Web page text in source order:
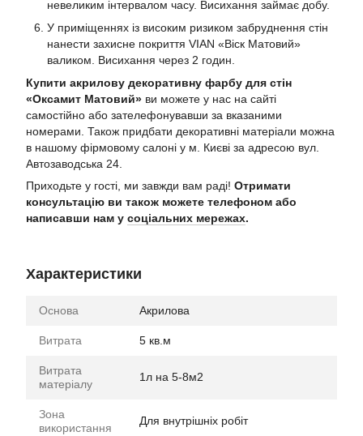
невеликим інтервалом часу. Висихання займає добу.
У приміщеннях із високим ризиком забруднення стін
нанести захисне покриття VIAN «Віск Матовий»
валиком. Висихання через 2 годин.
Купити акрилову декоративну фарбу для стін
«Оксамит Матовий» ви можете у нас на сайті
самостійно або зателефонувавши за вказаними
номерами. Також придбати декоративні матеріали можна
в нашому фірмовому салоні у м. Києві за адресою вул.
Автозаводська 24.
Приходьте у гості, ми завжди вам раді! Отримати
консультацію ви також можете телефоном або
написавши нам у соціальних мережах.
Характеристики
Основа Акрилова
Витрата 5 кв.м
Витрата
матеріалу
1л на 5-8м2
Зона
використання
Для внутрішніх робіт